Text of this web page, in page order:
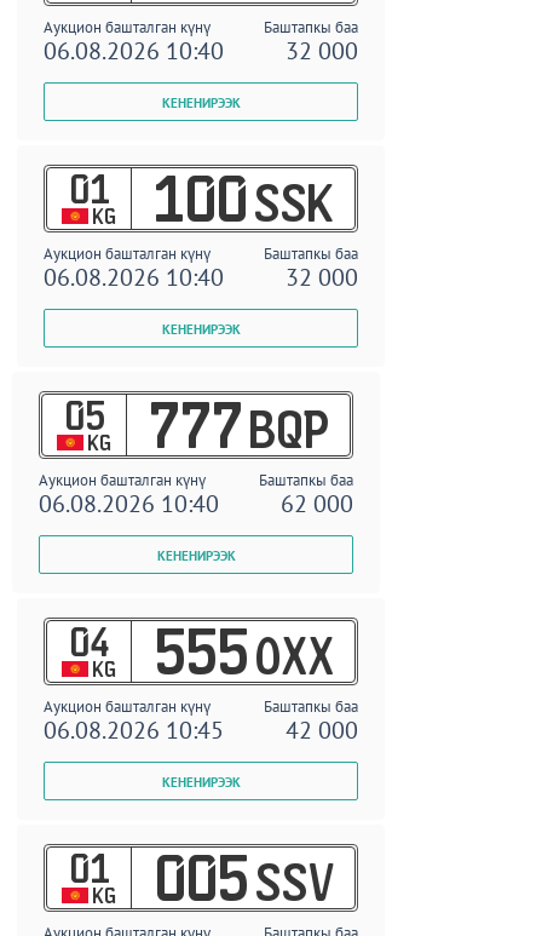
Аукцион башталган күнү Баштапкы баа
06.08.2026 10:40 32 000
01
KG 100 SSK
Аукцион башталган күнү Баштапкы баа
06.08.2026 10:40 32 000
05
KG 777 BQP
Аукцион башталган күнү Баштапкы баа
06.08.2026 10:40 62 000
04
KG 555 OXX
Аукцион башталган күнү Баштапкы баа
06.08.2026 10:45 42 000
01
KG 005 SSV